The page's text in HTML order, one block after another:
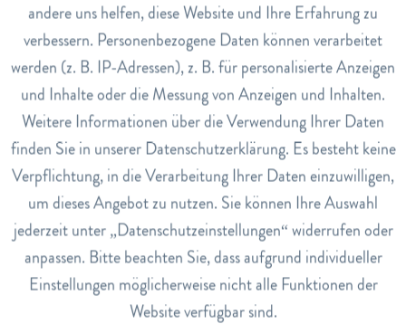
CHF 13.00
Details
CHF 60.80
Details
Produkte von Gynofit
Gynofit ist eine Marke, die sich auf die Entwicklung von
hochwertigen Intimpflegeprodukten spezialisiert hat
Marketing Inaktiv
Tracking Inaktiv
Service Inaktiv
andere uns helfen, diese Website und Ihre Erfahrung zu
verbessern. Personenbezogene Daten können verarbeitet
werden (z. B. IP-Adressen), z. B. für personalisierte Anzeigen
und Inhalte oder die Messung von Anzeigen und Inhalten.
Weitere Informationen über die Verwendung Ihrer Daten
finden Sie in unserer Datenschutzerklärung. Es besteht keine
Verpflichtung, in die Verarbeitung Ihrer Daten einzuwilligen,
um dieses Angebot zu nutzen. Sie können Ihre Auswahl
jederzeit unter „Datenschutzeinstellungen“ widerrufen oder
anpassen. Bitte beachten Sie, dass aufgrund individueller
Einstellungen möglicherweise nicht alle Funktionen der
Website verfügbar sind.